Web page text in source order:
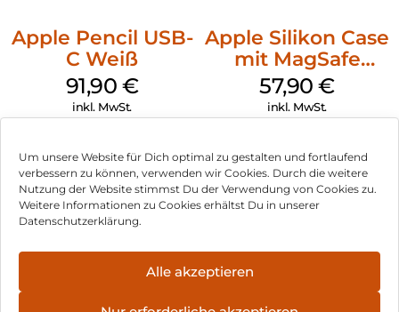
Um unsere Website für Dich optimal zu gestalten und fortlaufend
verbessern zu können, verwenden wir Cookies. Durch die weitere
Nutzung der Website stimmst Du der Verwendung von Cookies zu.
Weitere Informationen zu Cookies erhältst Du in unserer
Datenschutzerklärung.
Alle akzeptieren
Apple Pencil USB-
C Weiß
91,90 €
inkl. MwSt.
Apple Silikon Case
mit MagSafe
iPhone 14 Pro
(PRODUCT)RED
57,90€
inkl. MwSt.
Impressum